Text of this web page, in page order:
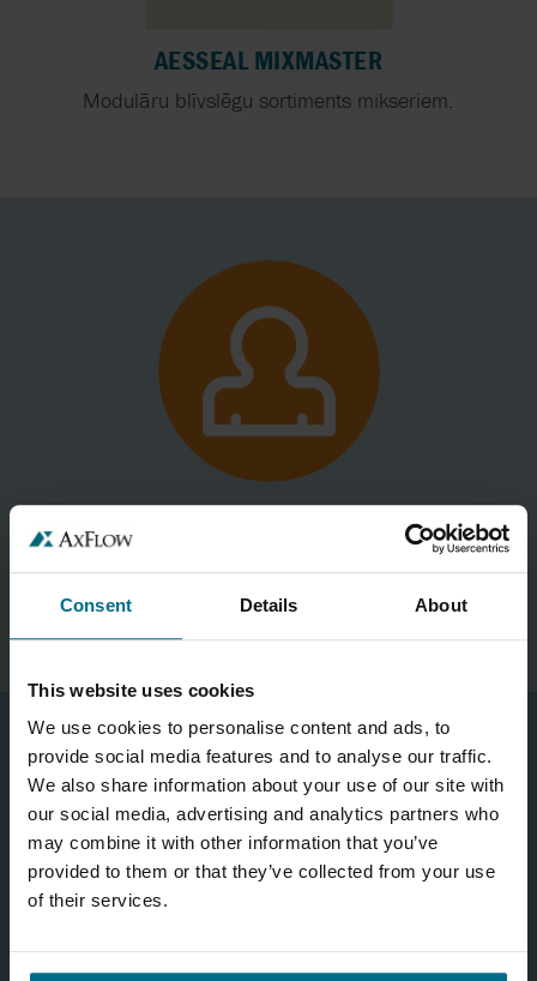
Consent Details About
This website uses cookies
We use cookies to personalise content and ads, to
provide social media features and to analyse our traffic.
We also share information about your use of our site with
our social media, advertising and analytics partners who
may combine it with other information that you’ve
provided to them or that they’ve collected from your use
of their services.
AESSEAL MIXMASTER
Modulāru blīvslēgu sortiments mikseriem.
Mums ir prieks, ka vēlaties ar mums kontaktēties! Jūsu laiks nav
neierobežots. Tāpēc, pirms sazināties ar jums, vēlamies sagatavoties.
Lūdzu, pēc iespējas pilnīgāk aizpildiet šo anketu, un mēs ar jums
sazināsimies visīsākajā laikā!